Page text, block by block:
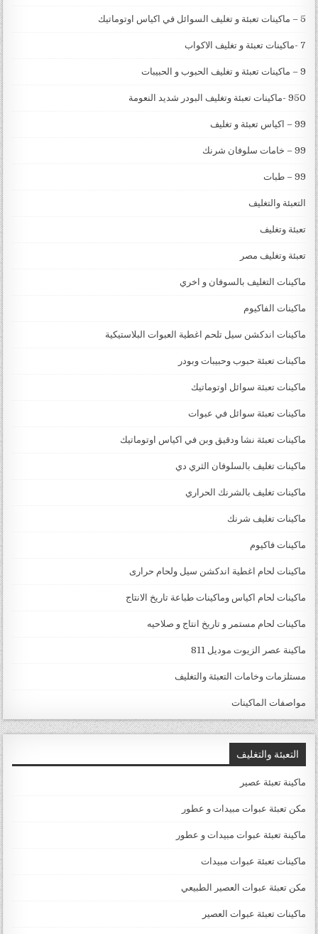
5 – ماكينات تعبئة و تغليف السوائل في اكياس اوتوماتيك
7 -ماكينات تعبئة و تغليف الاكواب
9 – ماكينات تعبئة و تغليف الحبوب و الحبيبات
950 -ماكينات تعبئة وتغليف البودر شديد النعومة
99 – اكياس تعبئة و تغليف
99 – خامات سلوفان شرنك
99 – طبات
التعبئة والتغليف
تعبئة وتغليف
تعبئة وتغليف مصر
ماكينات التغليف بالسوفان و اخري
ماكينات الفاكيوم
ماكينات اندكشن سيل تلحم اغطية العبوات البلاستيكية
ماكينات تعبئة حبوب وحبيبات وبودر
ماكينات تعبئة سوائل اوتوماتيك
ماكينات تعبئة سوائل في عبوات
ماكينات تعبئة نشا ودقيق وبن في اكياس اوتوماتيك
ماكينات تغليف بالسلوفان الثري دي
ماكينات تغليف بالشرنك الحراري
ماكينات تغليف شرنك
ماكينات فاكيوم
ماكينات لحام اغطية اندكشن سيل ولحام حرارى
ماكينات لحام اكياس وماكينات طباعة تاريخ الانتاج
ماكينات لحام مستمر و تاريخ انتاج و صلاحيه
ماكينة عصر الزيوت موديل 811
مستلزمات وخامات التعبئة والتغليف
مواصفات الماكينات
التعبئة والتغليف
ماكينة تعبئة عصير
مكن تعبئة عبوات مبيدات و عطور
ماكينة تعبئة عبوات مبيدات و عطور
ماكينات تعبئة عبوات مبيدات
مكن تعبئة عبوات العصير الطبيعي
ماكينات تعبئة عبوات العصير